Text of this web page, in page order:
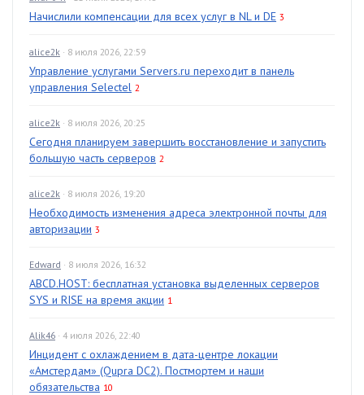
Начислили компенсации для всех услуг в NL и DE 3
alice2k · 8 июля 2026, 22:59
Управление услугами Servers.ru переходит в панель
управления Selectel 2
alice2k · 8 июля 2026, 20:25
Сегодня планируем завершить восстановление и запустить
большую часть серверов 2
alice2k · 8 июля 2026, 19:20
Необходимость изменения адреса электронной почты для
авторизации 3
Edward · 8 июля 2026, 16:32
ABCD.HOST: бесплатная установка выделенных серверов
SYS и RISE на время акции 1
Alik46 · 4 июля 2026, 22:40
Инцидент с охлаждением в дата-центре локации
«Амстердам» (Qupra DC2). Постмортем и наши
обязательства 10